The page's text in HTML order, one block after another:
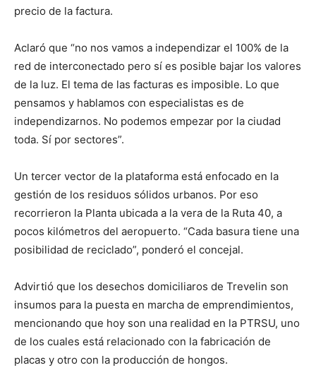
precio de la factura.
Aclaró que “no nos vamos a independizar el 100% de la
red de interconectado pero sí es posible bajar los valores
de la luz. El tema de las facturas es imposible. Lo que
pensamos y hablamos con especialistas es de
independizarnos. No podemos empezar por la ciudad
toda. Sí por sectores”.
Un tercer vector de la plataforma está enfocado en la
gestión de los residuos sólidos urbanos. Por eso
recorrieron la Planta ubicada a la vera de la Ruta 40, a
pocos kilómetros del aeropuerto. “Cada basura tiene una
posibilidad de reciclado”, ponderó el concejal.
Advirtió que los desechos domiciliaros de Trevelin son
insumos para la puesta en marcha de emprendimientos,
mencionando que hoy son una realidad en la PTRSU, uno
de los cuales está relacionado con la fabricación de
placas y otro con la producción de hongos.